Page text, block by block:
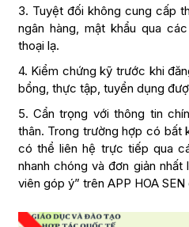
3. Tuyệt đối không cung cấp
ngân hàng, mật khẩu qua
thoại lạ.
4. Kiểm chứng kỹ trước khi
bổng, thực tập, tuyển dụng
5. Cẩn trọng với thông tin
thân. Trong trường hợp có bất
có thể liên hệ trực tiếp qua
nhanh chóng và đơn giản nhất
viên góp ý” trên APP HOA